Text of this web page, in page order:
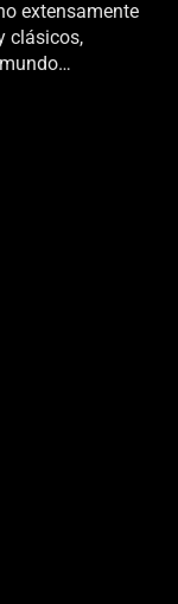
extensamente
clásicos,